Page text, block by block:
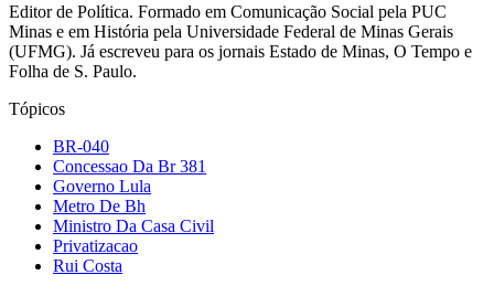
Editor de Política. Formado em Comunicação Social pela PUC
Minas e em História pela Universidade Federal de Minas Gerais
(UFMG). Já escreveu para os jornais Estado de Minas, O Tempo e
Folha de S. Paulo.
Tópicos
BR-040
Concessao Da Br 381
Governo Lula
Metro De Bh
Ministro Da Casa Civil
Privatizacao
Rui Costa